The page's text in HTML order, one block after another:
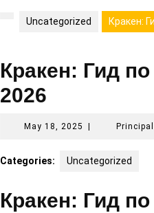
Uncategorized Кракен:
Кракен: Гид
2026
May 18, 2025 May
Principal
Categories: Uncategorized
Кракен: Гид